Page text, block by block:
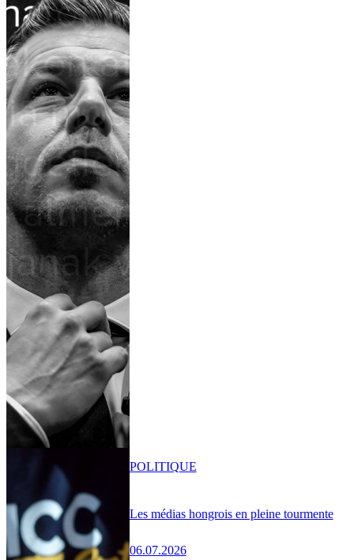
Les médias hongrois en pleine tourmente
06.07.2026
POLITIQUE